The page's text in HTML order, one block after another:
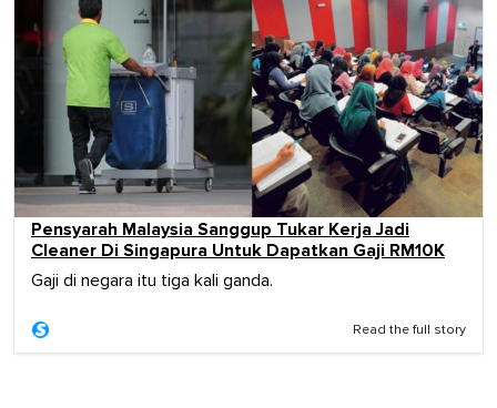
Pensyarah Malaysia Sanggup Tukar Kerja Jadi
Cleaner Di Singapura Untuk Dapatkan Gaji RM10K
Gaji di negara itu tiga kali ganda.
Read the full story